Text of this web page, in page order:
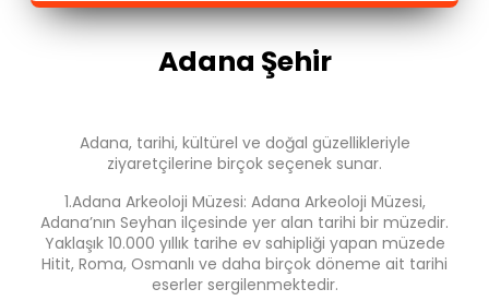
Göktürk Şehir
İstanbul Ataşehir
Metropol AVM
Mersin Şehir
Farklı
iade et.
Adana Şehir
Adana, tarihi, kültürel ve doğal güzellikleriyle
ziyaretçilerine birçok seçenek sunar.
1.Adana Arkeoloji Müzesi: Adana Arkeoloji Müzesi,
Adana’nın Seyhan ilçesinde yer alan tarihi bir müzedir.
Yaklaşık 10.000 yıllık tarihe ev sahipliği yapan müzede
Hitit, Roma, Osmanlı ve daha birçok döneme ait tarihi
eserler sergilenmektedir.